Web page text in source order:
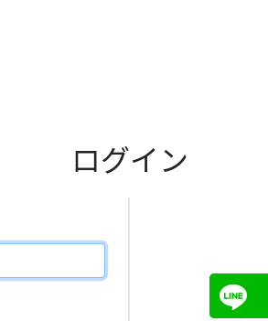
ログイン